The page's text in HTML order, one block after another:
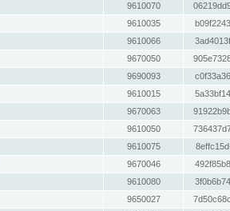
9610070
9610035
9610066
9670050
9690093
9610015
9670063
9610050
9610075
9670046
9610080
9650027